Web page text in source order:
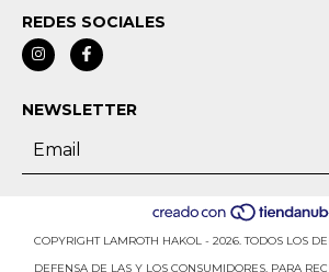
REDES SOCIALES
NEWSLETTER
COPYRIGHT LAMROTH HAKOL - 2026. TODOS LOS
DEFENSA DE LAS Y LOS CONSUMIDORES. PARA